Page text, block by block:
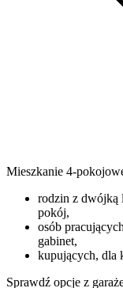
Mieszkanie 4-
rodzin z dwójką
pokój,
osób
gabinet,
kupujących, dla
Sprawdź opcje z